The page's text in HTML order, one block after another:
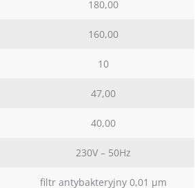
180,00
160,00
10
47,00
40,00
230V – 50Hz
filtr antybakteryjny 0,01 µm